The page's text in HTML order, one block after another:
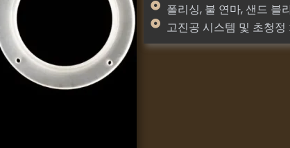
폴리싱, 불 연마, 샌드 블
고진공 시스템 및 초청